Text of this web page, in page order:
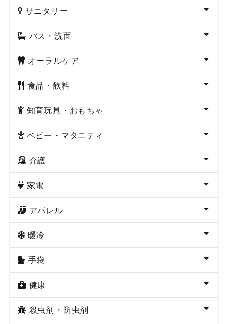
サニタリー
バス・洗面
オーラルケア
食品・飲料
知育玩具・おもちゃ
ベビー・マタニティ
介護
家電
アパレル
暖冷
手袋
健康
殺虫剤・防虫剤